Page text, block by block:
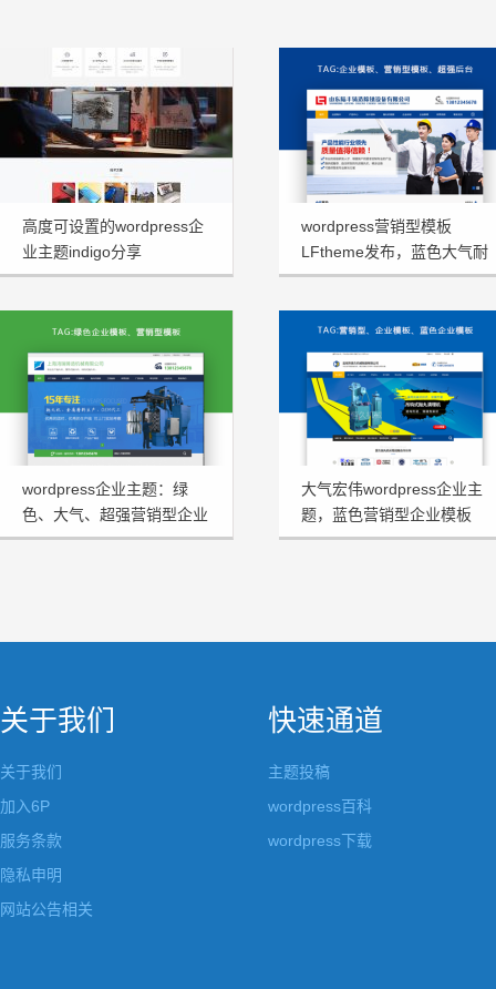
高度可设置的wordpress企
业主题indigo分享
wordpress营销型模板
LFtheme发布，蓝色大气耐
看型首选
wordpress企业主题：绿
色、大气、超强营销型企业
模板HRtheme发布
大气宏伟wordpress企业主
题，蓝色营销型企业模板
HJtheme发布
关于我们
关于我们
加入6P
服务条款
隐私申明
网站公告相关
快速通道
主题投稿
wordpress百科
wordpress下载